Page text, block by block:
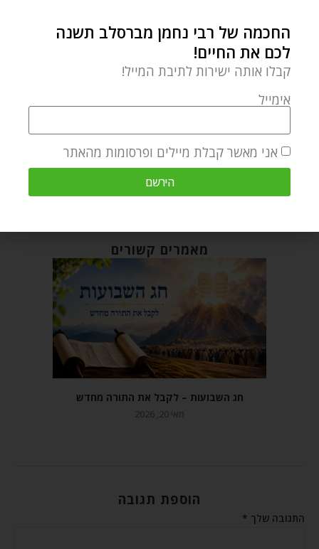
סיון – תקשיבו למנגינה
תפילה מתוקה לשבועות מרבי נתן
מאמרים קשורים
חג השבועות – לקבל את התורה מחדש
מאי 20, 2026
הוספת תגובה
התגובה שלך *
החכמה של רבי נחמן מברסלב תשנה
לכם את החיים!
קבלו אותה ישירות לתיבת המייל!
אימייל
אני מאשר קבלת מיילים ופרסומות מהאתר
הירשם